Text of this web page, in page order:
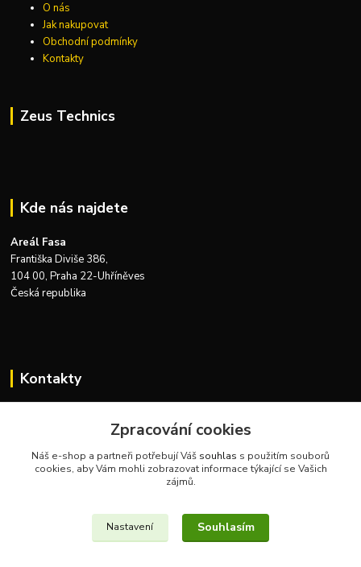
O nás
Jak nakupovat
Obchodní podmínky
Kontakty
Zeus Technics
Kde nás najdete
Areál Fasa
Františka Diviše 386,
104 00, Praha 22-Uhříněves
Česká republika
Kontakty
+420 732 915 376
info@zeustechnics.cz
Zpracování cookies
Náš e-shop a partneři potřebují Váš souhlas s použitím souborů
cookies, aby Vám mohli zobrazovat informace týkající se Vašich
zájmů.
Nastavení Souhlasím